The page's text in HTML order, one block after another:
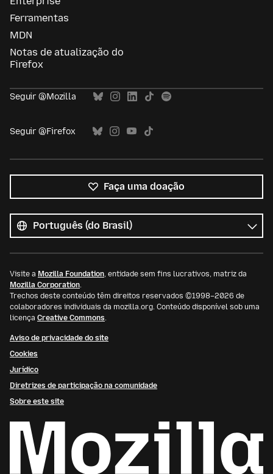
Ferramentas
MDN
Notas de atualização do
Firefox
Seguir @Mozilla
Seguir @Firefox
Faça uma doação
os
idiomas
Idioma
Visite a Mozilla Foundation, entidade sem fins lucrativos, matriz da
Mozilla Corporation.
Trechos deste conteúdo têm direitos reservados ©1998–2026 de
colaboradores individuais da mozilla.org. Conteúdo disponível sob uma
licença Creative Commons.
Aviso de privacidade do site
Cookies
Jurídico
Diretrizes de participação na comunidade
Sobre este site